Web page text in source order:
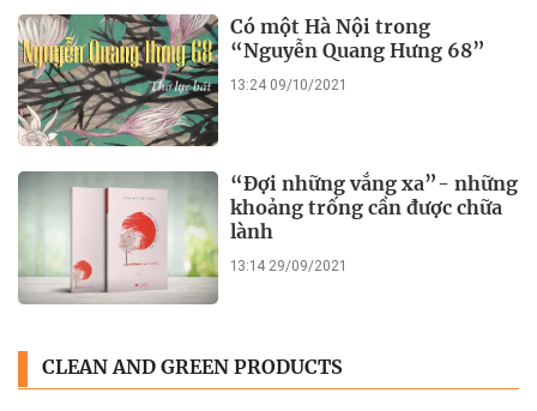
Có một Hà Nội trong
“Nguyễn Quang Hưng 68”
13:24 09/10/2021
“Đợi những vắng xa”- những
khoảng trống cần được chữa
lành
13:14 29/09/2021
CLEAN AND GREEN PRODUCTS